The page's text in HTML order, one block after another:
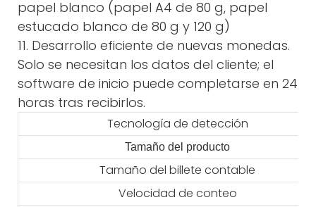
papel blanco (papel A4 de 80 g, papel
estucado blanco de 80 g y 120 g)
11. Desarrollo eficiente de nuevas monedas.
Solo se necesitan los datos del cliente; el
software de inicio puede completarse en 24
horas tras recibirlos.
Tecnología de detección
Tamaño del producto
Tamaño del billete contable
Velocidad de conteo